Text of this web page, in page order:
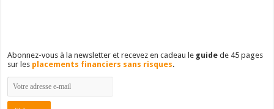
Abonnez-vous à la newsletter et recevez en cadeau le guide de 45 pages
sur les placements financiers sans risques.